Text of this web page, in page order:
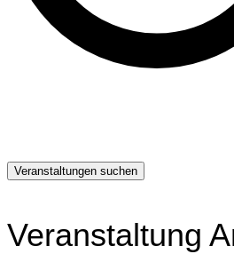
Veranstaltungen suchen
Veranstaltung